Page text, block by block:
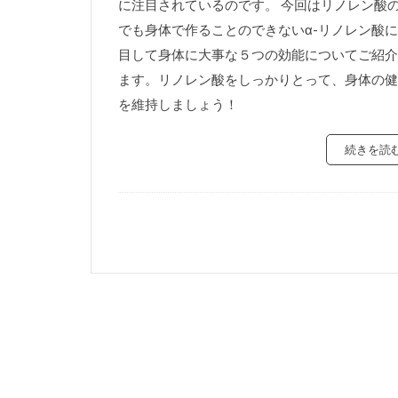
に注目されているのです。 今回はリノレン酸
でも身体で作ることのできないα-リノレン酸
目して身体に大事な５つの効能についてご紹介
ます。リノレン酸をしっかりとって、身体の
を維持しましょう！
続きを読